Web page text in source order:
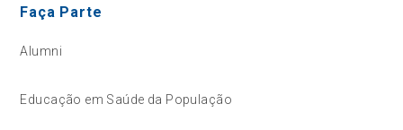
Faça Parte
Alumni
Educação em Saúde da População